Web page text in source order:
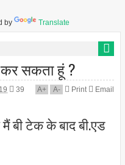
by Translate
कर सकता हूं ?
39 A+ A- Print Email
मैं बी टेक के बाद बी.एड